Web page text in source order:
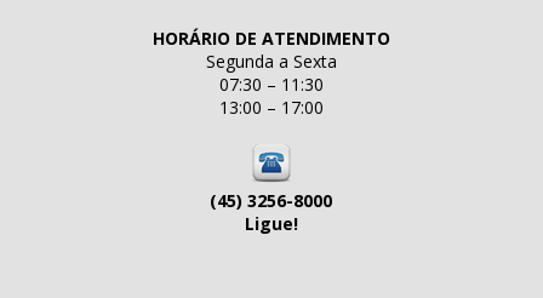
HORÁRIO DE ATENDIMENTO
Segunda a Sexta
07:30 – 11:30
13:00 – 17:00
(45) 3256-8000
Ligue!